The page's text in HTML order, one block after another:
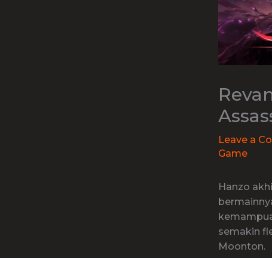
Leave a
Game
Hanzo
semakin
Moonton.